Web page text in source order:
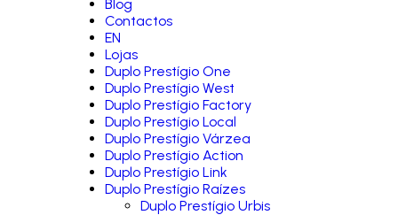
Blog
Contactos
EN
Lojas
Duplo Prestígio One
Duplo Prestígio West
Duplo Prestígio Factory
Duplo Prestígio Local
Duplo Prestígio Várzea
Duplo Prestígio Action
Duplo Prestígio Link
Duplo Prestígio Raízes
Duplo Prestígio Urbis